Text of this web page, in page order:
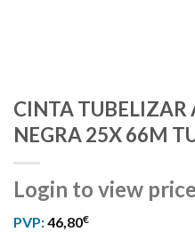
CINTA TUBELIZAR
NEGRA 25X 66M
Login to view
PVP:46,80€